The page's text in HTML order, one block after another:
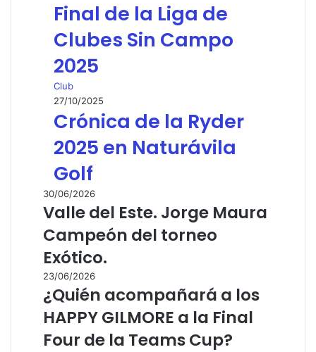
Final de la Liga de
Clubes Sin Campo
2025
Club
27/10/2025
Crónica de la Ryder
2025 en Naturávila
Golf
30/06/2026
Valle del Este. Jorge Maura
Campeón del torneo
Exótico.
23/06/2026
¿Quién acompañará a los
HAPPY GILMORE a la Final
Four de la Teams Cup?